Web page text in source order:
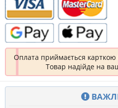
Оплата приймається карткою
Товар надійде на